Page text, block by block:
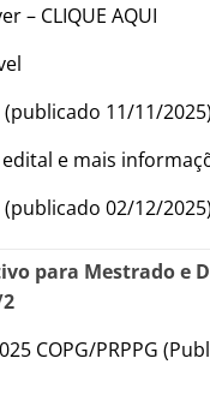
– CLIQUE AQUI
11/11/2025)
e mais
02/12/2025)
para Mestrado e
COPG/PRPPG